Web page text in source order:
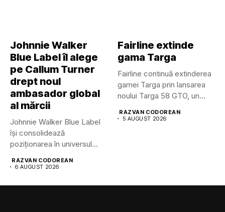
Johnnie Walker
Blue Label îl alege
pe Callum Turner
drept noul
ambasador global
al mărcii
Johnnie Walker Blue Label
își consolidează
poziționarea în universul
RAZVAN CODOREAN
6 AUGUST 2026
Fairline extinde
gama Targa
Fairline continuă extinderea
gamei Targa prin lansarea
noului Targa 58 GTO, un...
RAZVAN CODOREAN
5 AUGUST 2026